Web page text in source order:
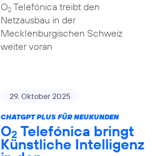
O2Telefónica treibt den
Netzausbau in der
Mecklenburgischen Schweiz
weiter voran
29. Oktober 2025
CHATGPT PLUS FÜR NEUKUNDEN
O2 Telefónica bringt
Künstliche Intelligenz